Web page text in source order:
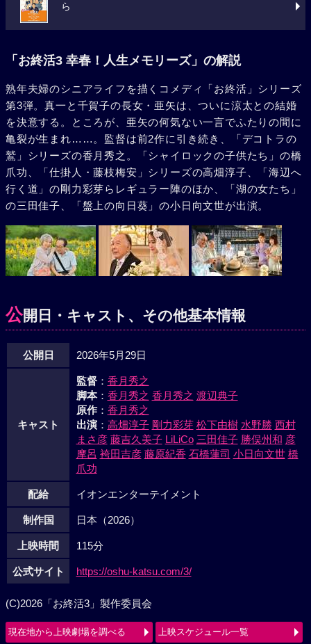
ら
「お終活3 幸春！人生メモリーズ」の解説
熟年夫婦のシニアライフを描くコメディ「お終活」シリーズ
第3弾。真一と千賀子の長女・亜矢は、ついに涼太との結婚
を決意する。ところが、亜矢の何気ない一言でふたりの間に
亀裂が生まれ……。監督は前2作に引き続き、「デコトラの
鷲」シリーズの香月秀之。「シャイロックの子供たち」の橋
爪功、「仕掛人・藤枝梅安」シリーズの高畑淳子、「海辺へ
行く道」の剛力彩芽らレギュラー陣のほか、「湖の女たち」
の三田佳子、「盤上の向日葵」の小日向文世が出演。
公開日・キャスト、その他基本情報
公開日 2026年5月29日
キャスト
監督： 香月秀之
脚本： 香月秀之 香月秀之 渡辺典子
原作： 香月秀之
出演： 高畑淳子 剛力彩芽 松下由樹 水野勝 西村
まさ彦 藤吉久美子 LiLiCo 三田佳子 勝俣州和 彦
摩呂 袴田吉彦 藤原紀香 石橋蓮司 小日向文世 橋
爪功
配給 イオンエンターテイメント
制作国 日本（2026）
上映時間 115分
公式サイト https://oshu-katsu.com/3/
(C)2026「お終活3」製作委員会
現在地から上映劇場を調べる 上映スケジュール一覧